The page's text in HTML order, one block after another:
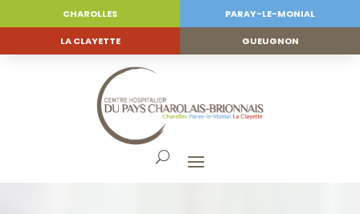
CHAROLLES PARAY-LE-MONIAL
LA CLAYETTE GUEUGNON